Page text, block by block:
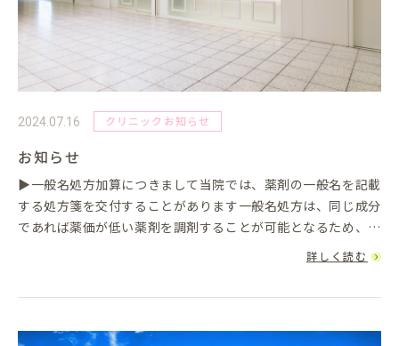
2024.07.16 クリニックお知らせ
お知らせ
▶一般名処方加算につきまして当院では、薬剤の一般名を記載
する処方箋を交付することがあります一般名処方は、同じ成分
であれば薬価が低い薬剤を調剤することが可能となるため、患
者さまの医療費の軽減につながりますまた、一般名処方により
詳しく読む